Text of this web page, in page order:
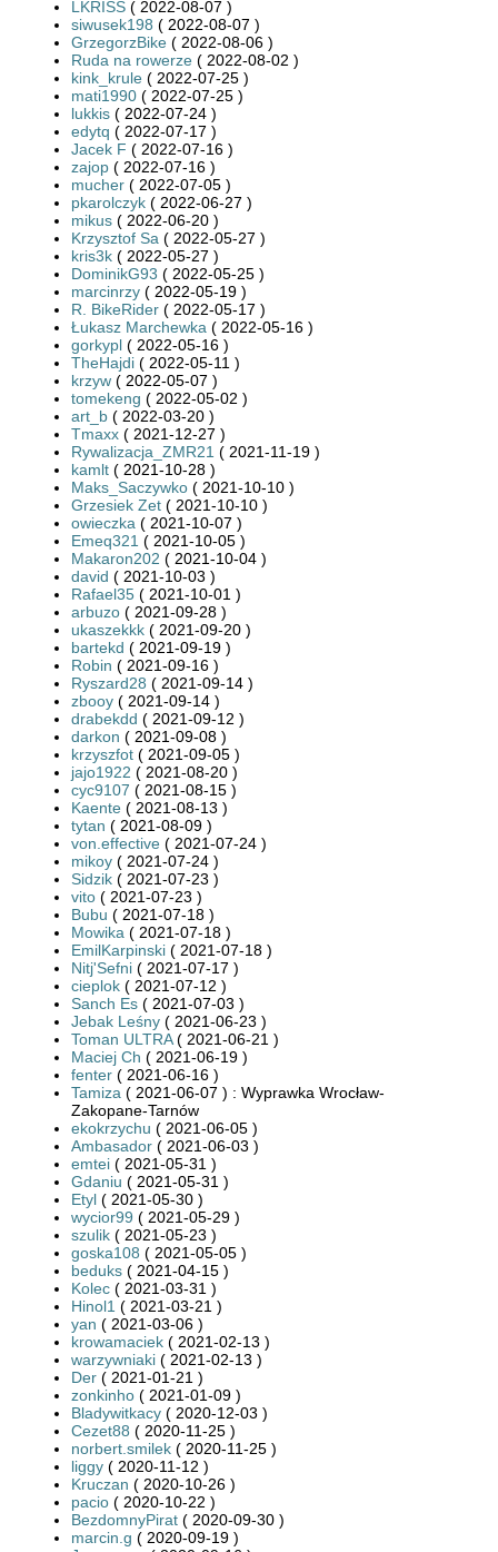
LKRISS ( 2022-08-07 )
siwusek198 ( 2022-08-07 )
GrzegorzBike ( 2022-08-06 )
Ruda na rowerze ( 2022-08-02 )
kink_krule ( 2022-07-25 )
mati1990 ( 2022-07-25 )
lukkis ( 2022-07-24 )
edytq ( 2022-07-17 )
Jacek F ( 2022-07-16 )
zajop ( 2022-07-16 )
mucher ( 2022-07-05 )
pkarolczyk ( 2022-06-27 )
mikus ( 2022-06-20 )
Krzysztof Sa ( 2022-05-27 )
kris3k ( 2022-05-27 )
DominikG93 ( 2022-05-25 )
marcinrzy ( 2022-05-19 )
R. BikeRider ( 2022-05-17 )
Łukasz Marchewka ( 2022-05-16 )
gorkypl ( 2022-05-16 )
TheHajdi ( 2022-05-11 )
krzyw ( 2022-05-07 )
tomekeng ( 2022-05-02 )
art_b ( 2022-03-20 )
Tmaxx ( 2021-12-27 )
Rywalizacja_ZMR21 ( 2021-11-19 )
kamlt ( 2021-10-28 )
Maks_Saczywko ( 2021-10-10 )
Grzesiek Zet ( 2021-10-10 )
owieczka ( 2021-10-07 )
Emeq321 ( 2021-10-05 )
Makaron202 ( 2021-10-04 )
david ( 2021-10-03 )
Rafael35 ( 2021-10-01 )
arbuzo ( 2021-09-28 )
ukaszekkk ( 2021-09-20 )
bartekd ( 2021-09-19 )
Robin ( 2021-09-16 )
Ryszard28 ( 2021-09-14 )
zbooy ( 2021-09-14 )
drabekdd ( 2021-09-12 )
darkon ( 2021-09-08 )
krzyszfot ( 2021-09-05 )
jajo1922 ( 2021-08-20 )
cyc9107 ( 2021-08-15 )
Kaente ( 2021-08-13 )
tytan ( 2021-08-09 )
von.effective ( 2021-07-24 )
mikoy ( 2021-07-24 )
Sidzik ( 2021-07-23 )
vito ( 2021-07-23 )
Bubu ( 2021-07-18 )
Mowika ( 2021-07-18 )
EmilKarpinski ( 2021-07-18 )
Nitj'Sefni ( 2021-07-17 )
cieplok ( 2021-07-12 )
Sanch Es ( 2021-07-03 )
Jebak Leśny ( 2021-06-23 )
Toman ULTRA( 2021-06-21 )
Maciej Ch ( 2021-06-19 )
fenter ( 2021-06-16 )
Tamiza ( 2021-06-07 ) : Wyprawka Wrocław-
Zakopane-Tarnów
ekokrzychu ( 2021-06-05 )
Ambasador ( 2021-06-03 )
emtei ( 2021-05-31 )
Gdaniu ( 2021-05-31 )
Etyl ( 2021-05-30 )
wycior99 ( 2021-05-29 )
szulik ( 2021-05-23 )
goska108 ( 2021-05-05 )
beduks ( 2021-04-15 )
Kolec ( 2021-03-31 )
Hinol1 ( 2021-03-21 )
yan ( 2021-03-06 )
krowamaciek ( 2021-02-13 )
warzywniaki ( 2021-02-13 )
Der ( 2021-01-21 )
zonkinho ( 2021-01-09 )
Bladywitkacy ( 2020-12-03 )
Cezet88 ( 2020-11-25 )
norbert.smilek ( 2020-11-25 )
liggy ( 2020-11-12 )
Kruczan ( 2020-10-26 )
pacio ( 2020-10-22 )
BezdomnyPirat ( 2020-09-30 )
marcin.g ( 2020-09-19 )